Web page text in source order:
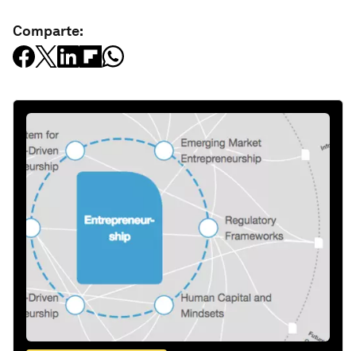
Comparte: